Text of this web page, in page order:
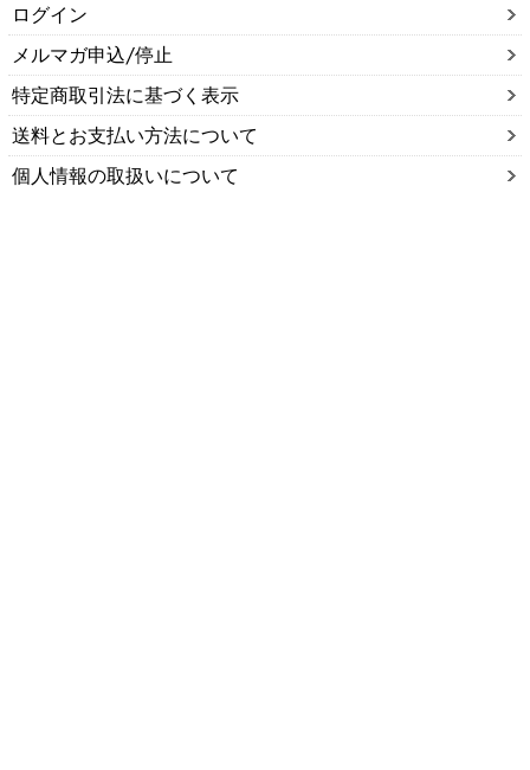
ログイン
メルマガ申込/停止
特定商取引法に基づく表示
送料とお支払い方法について
個人情報の取扱いについて